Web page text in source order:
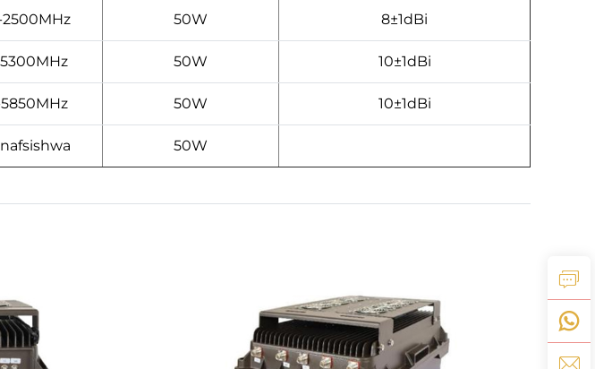
50W 8±1dBi
50W 10±1dBi
50W 10±1dBi
50W